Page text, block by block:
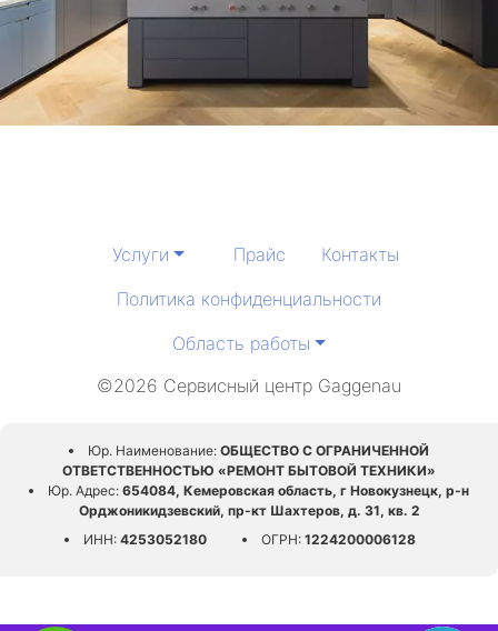
Услуги Прайс
Контакты
Политика конфиденциальности
Область работы
©2026 Сервисный центр Gaggenau
Юр. Наименование: ОБЩЕСТВО С ОГРАНИЧЕННОЙ
ОТВЕТСТВЕННОСТЬЮ «РЕМОНТ БЫТОВОЙ ТЕХНИКИ»
Юр. Адрес: 654084, Кемеровская область, г Новокузнецк, р-н
Орджоникидзевский, пр-кт Шахтеров, д. 31, кв. 2
ИНН: 4253052180 ОГРН: 1224200006128